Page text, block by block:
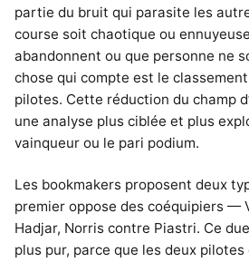
partie du bruit qui parasite les
course soit chaotique ou
abandonnent ou que personne ne
chose qui compte est le
pilotes. Cette réduction du champ
une analyse plus ciblée et plus
vainqueur ou le pari podium.
Les bookmakers proposent deux
premier oppose des coéquipiers —
Hadjar, Norris contre Piastri. Ce
plus pur, parce que les deux